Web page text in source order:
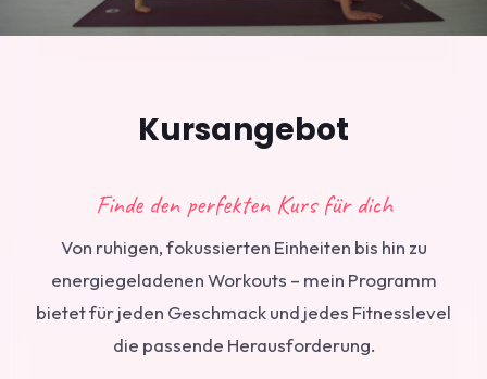
Kursangebot
Finde den perfekten Kurs für dich
Von ruhigen, fokussierten Einheiten bis hin zu
energiegeladenen Workouts – mein Programm
bietet für jeden Geschmack und jedes Fitnesslevel
die passende Herausforderung.